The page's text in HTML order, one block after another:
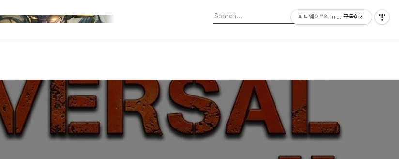
페니웨이™의 In This Film
구독하기